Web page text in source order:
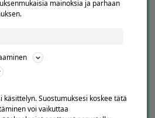
mainoksia ja parhaan
Suostumuksesi koskee tätä
voi vaikuttaa